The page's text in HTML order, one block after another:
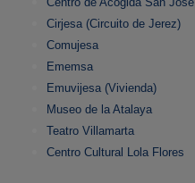
Cirjesa (Circuito de Jerez)
Comujesa
Ememsa
Emuvijesa (Vivienda)
Museo de la Atalaya
Teatro Villamarta
Centro Cultural Lola Flores